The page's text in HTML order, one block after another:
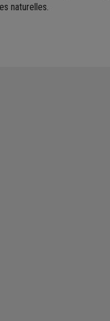
naturelles.